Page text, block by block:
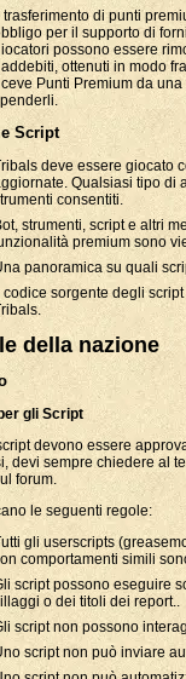
trasferimento di punti
per il supporto di
possono essere
ottenuti in modo
Punti Premium da una
Script
deve essere giocato
Qualsiasi tipo di
consentiti.
strumenti, script e altri
premium sono
panoramica su quali
codice sorgente degli
della nazione
gli Script
devono essere
devi sempre chiedere al
forum.
le seguenti regole:
gli userscripts
comportamenti simili
script possono eseguire
o dei titoli dei report..
script non possono
script non può inviare